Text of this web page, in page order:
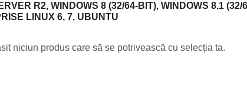
R2, WINDOWS 8 (32/64-BIT), WINDOWS 8.1
LINUX 6, 7, UBUNTU
niciun produs care să se potrivească cu selecția ta.